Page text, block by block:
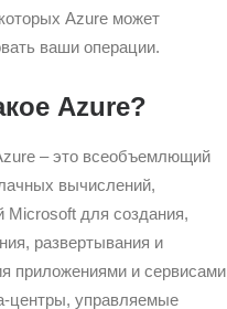
Azure может
ваши операции.
Azure?
– это всеобъемлющий
вычислений,
Microsoft для создания,
развертывания и
приложениями и сервисами
центры, управляемые